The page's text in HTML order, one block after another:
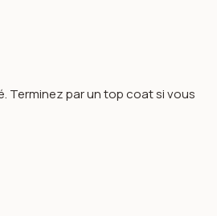
Terminez par un top coat si vous